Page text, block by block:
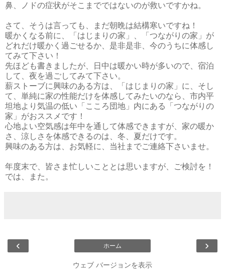
鼻、ノドの症状がそこまでではないのが救いですかね。
さて、そうは言っても、まだ朝晩は結構寒いですね！
暖かくなる前に、「はじまりの家」、「つながりの家」が
どれだけ暖かく過ごせるか、是非是非、今のうちに体感し
てみて下さい！
先ほども書きましたが、日中は暖かい時が多いので、宿泊
して、夜を過ごしてみて下さい。
薪ストーブに興味のある方は、「はじまりの家」に、そし
て、単純に家の性能だけを体感してみたいのなら、市内平
坦地より気温の低い「こころ団地」内にある「つながりの
家」がおススメです！
心地よい空気感は年中を通して体感できますが、家の暖か
さ、涼しさを体感できるのは、冬、夏だけです。
興味のある方は、お気軽に、当社までご連絡下さいませ。
年度末で、皆さま忙しいこととは思いますが、ご検討を！
では、また。
‹ ›
ホーム
ウェブ バージョンを表示